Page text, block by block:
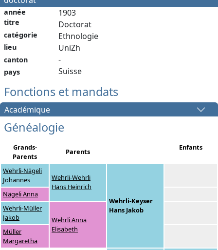
année
titre
catégorie
lieu
canton
pays
1903
Doctorat
Ethnologie
UniZh
-
Suisse
Fonctions et mandats
Académique
Généalogie
Grands-
Parents
Parents Enfants
Wehrli-Nägeli
Johannes
Wehrli-Wehrli
Hans Heinrich
Wehrli-Keyser
Hans Jakob
Nägeli Anna
Wehrli-Müller
Jakob
Wehrli Anna
Elisabeth
Müller
Margaretha